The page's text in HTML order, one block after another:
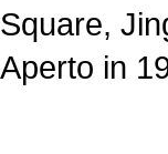
Square,
Aperto in